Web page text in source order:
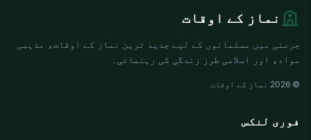
نماز کے اوقات
جرمنی میں مسلمانوں کے لیے جدید ترین نماز کے اوقات، مذہبی
مواد، اور اسلامی طرز زندگی کی رہنمائی۔
© 2026 نماز کے اوقات
فوری لنکس